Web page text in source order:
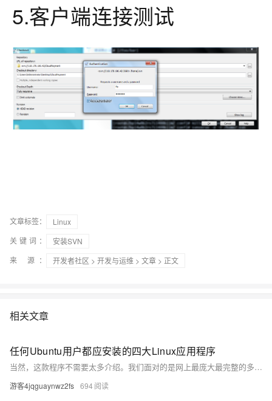
5.客户端连接测试
文章标签：
Linux
关键词：
安装SVN
来 源：
开发者社区 > 开发与运维 > 文章 > 正文
相关文章
任何Ubuntu用户都应安装的四大Linux应用程序
当然，这款程序不需要太多介绍。我们面对的是网上最庞大最完整的多媒体中心，由于丰富的插件，我们能够高度细化地定制其每一项功能。这是我们的Linux发行版不可或缺的必备软件。 我们可以通过运行以下命令来轻松安装Kodi：sudo apt install kodi。
游客4jqguaynwz2fs 694